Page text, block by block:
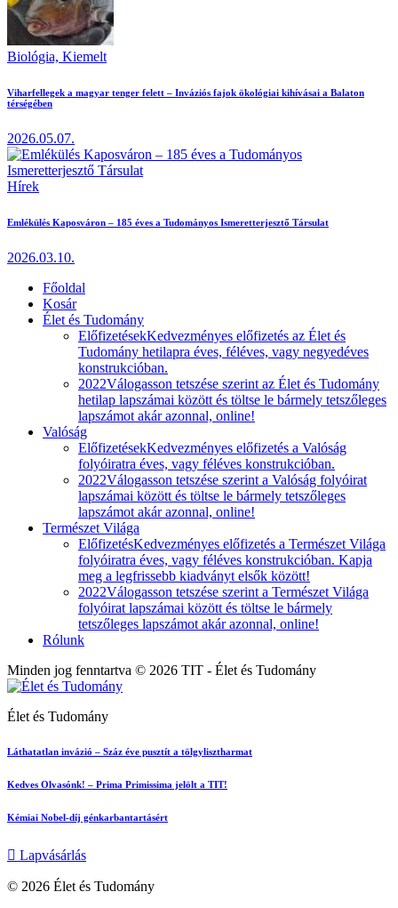
Biológia, Kiemelt
Viharfellegek a magyar tenger felett – Inváziós fajok ökológiai kihívásai a Balaton
térségében
2026.05.07.
Hírek
Emlékülés Kaposváron – 185 éves a Tudományos Ismeretterjesztő Társulat
2026.03.10.
Főoldal
Kosár
Élet és Tudomány
ElőfizetésekKedvezményes előfizetés az Élet és
Tudomány hetilapra éves, féléves, vagy negyedéves
konstrukcióban.
2022Válogasson tetszése szerint az Élet és Tudomány
hetilap lapszámai között és töltse le bármely tetszőleges
lapszámot akár azonnal, online!
Valóság
ElőfizetésekKedvezményes előfizetés a Valóság
folyóiratra éves, vagy féléves konstrukcióban.
2022Válogasson tetszése szerint a Valóság folyóirat
lapszámai között és töltse le bármely tetszőleges
lapszámot akár azonnal, online!
Természet Világa
ElőfizetésKedvezményes előfizetés a Természet Világa
folyóiratra éves, vagy féléves konstrukcióban. Kapja
meg a legfrissebb kiadványt elsők között!
2022Válogasson tetszése szerint a Természet Világa
folyóirat lapszámai között és töltse le bármely
tetszőleges lapszámot akár azonnal, online!
Rólunk
Minden jog fenntartva © 2026 TIT - Élet és Tudomány
Élet és Tudomány
Láthatatlan invázió – Száz éve pusztít a tölgylisztharmat
Kedves Olvasónk! – Prima Primissima jelölt a TIT!
Kémiai Nobel-díj génkarbantartásért
Lapvásárlás
© 2026 Élet és Tudomány